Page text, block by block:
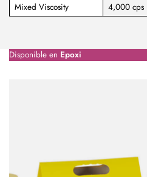
Mixed Viscosity 4,000 cps
Disponible en Epoxi